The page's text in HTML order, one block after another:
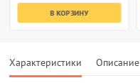
В КОРЗИНУ
Характеристики Описание